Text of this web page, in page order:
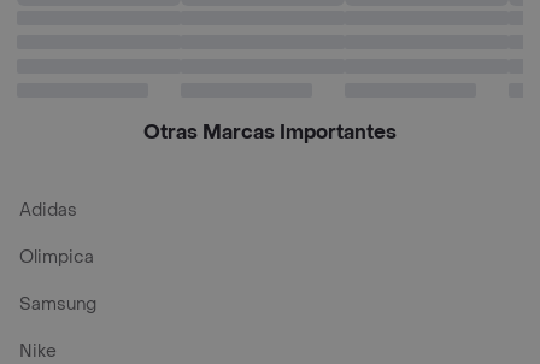
Otras Marcas Importantes
Adidas
Olimpica
Samsung
Nike